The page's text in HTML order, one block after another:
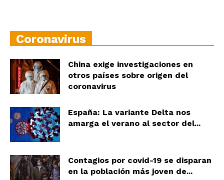
Coronavirus
China exige investigaciones en
otros países sobre origen del
coronavirus
España: La variante Delta nos
amarga el verano al sector del...
Contagios por covid-19 se disparan
en la población más joven de...